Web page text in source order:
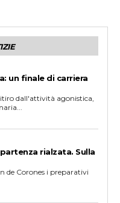
un finale di carriera
dall'attività agonistica,
rialzata. Sulla
de Corones i preparativi